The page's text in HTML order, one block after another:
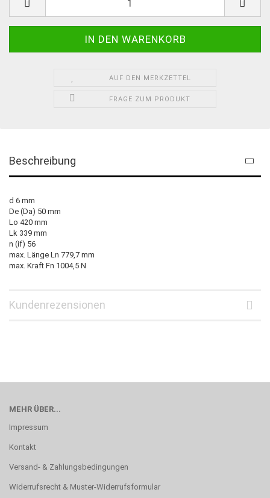
AUF DEN MERKZETTEL
FRAGE ZUM PRODUKT
Beschreibung
d 6 mm
De (Da) 50 mm
Lo 420 mm
Lk 339 mm
n (if) 56
max. Länge Ln 779,7 mm
max. Kraft Fn 1004,5 N
Kundenrezensionen
MEHR ÜBER...
Impressum
Kontakt
Versand- & Zahlungsbedingungen
Widerrufsrecht & Muster-Widerrufsformular